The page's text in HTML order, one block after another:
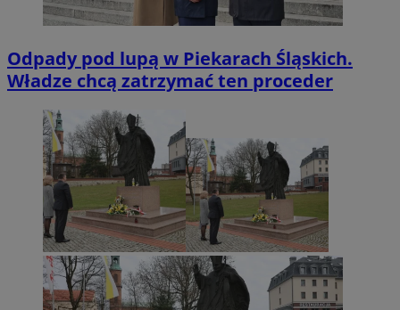
Odpady pod lupą w Piekarach Śląskich.
Władze chcą zatrzymać ten proceder